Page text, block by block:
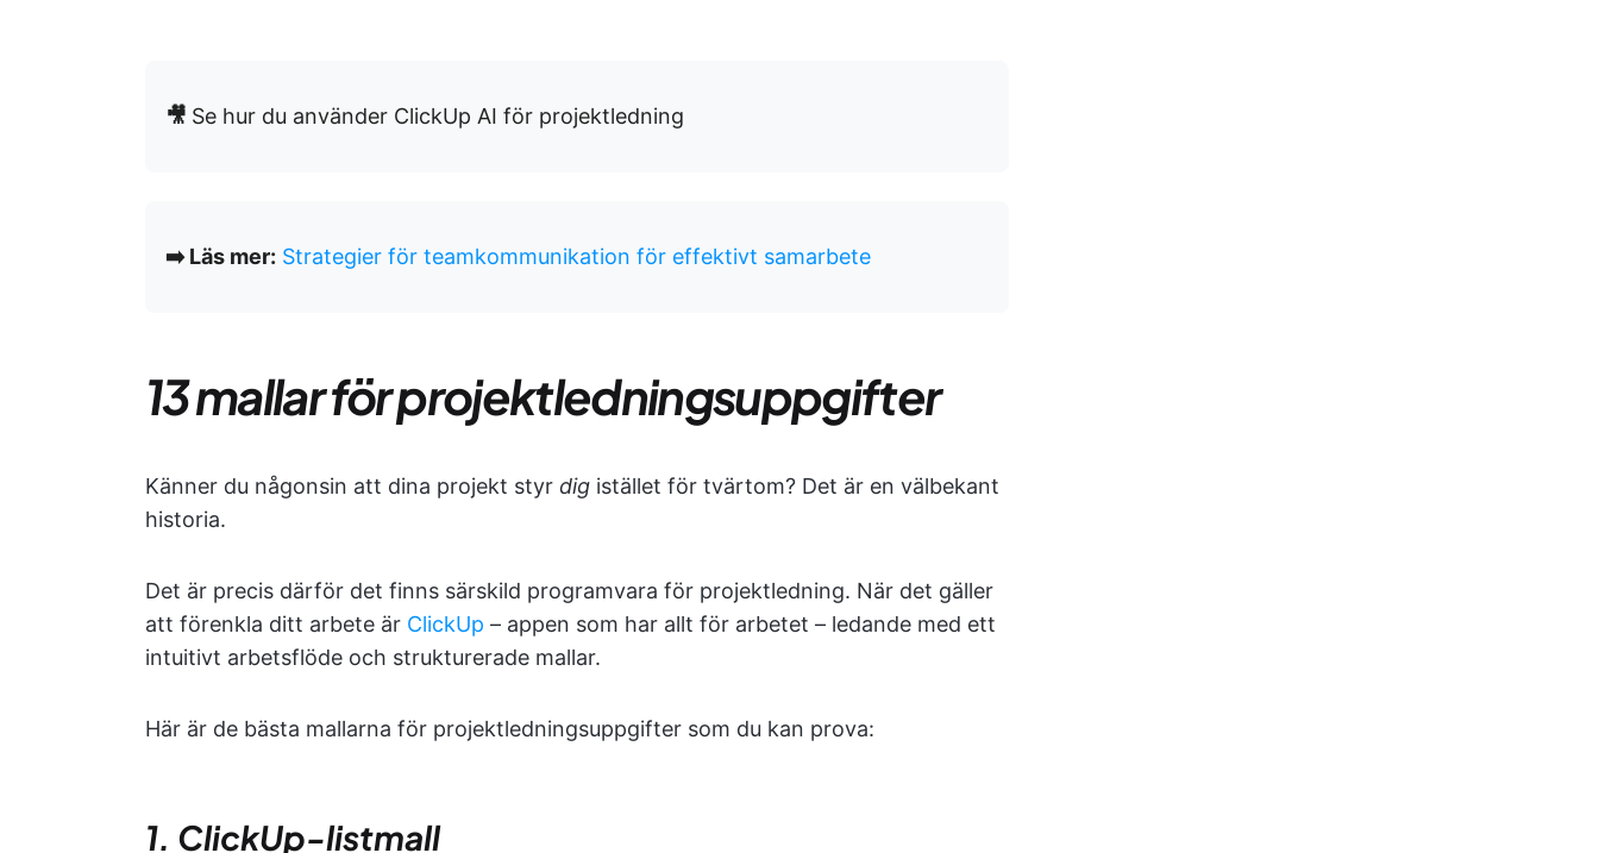
🎥 Se hur du använder ClickUp AI för projektledning
➡️ Läs mer: Strategier för teamkommunikation för effektivt samarbete
13 mallar för projektledningsuppgifter
Känner du någonsin att dina projekt styr dig istället för tvärtom? Det är en välbekant
historia.
Det är precis därför det finns särskild programvara för projektledning. När det gäller
att förenkla ditt arbete är ClickUp – appen som har allt för arbetet – ledande med ett
intuitivt arbetsflöde och strukturerade mallar.
Här är de bästa mallarna för projektledningsuppgifter som du kan prova:
1. ClickUp-listmall